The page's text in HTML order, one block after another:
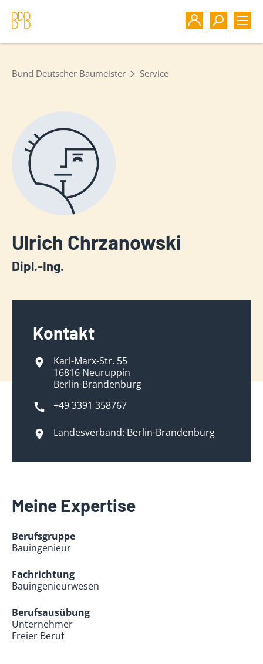
Bund Deutscher Baumeister Service
Ulrich Chrzanowski
Dipl.-Ing.
Kontakt
Karl-Marx-Str. 55
16816 Neuruppin
Berlin-Brandenburg
+49 3391 358767
Landesverband: Berlin-Brandenburg
Meine Expertise
Berufsgruppe
Bauingenieur
Fachrichtung
Bauingenieurwesen
Berufsausübung
Unternehmer
Freier Beruf